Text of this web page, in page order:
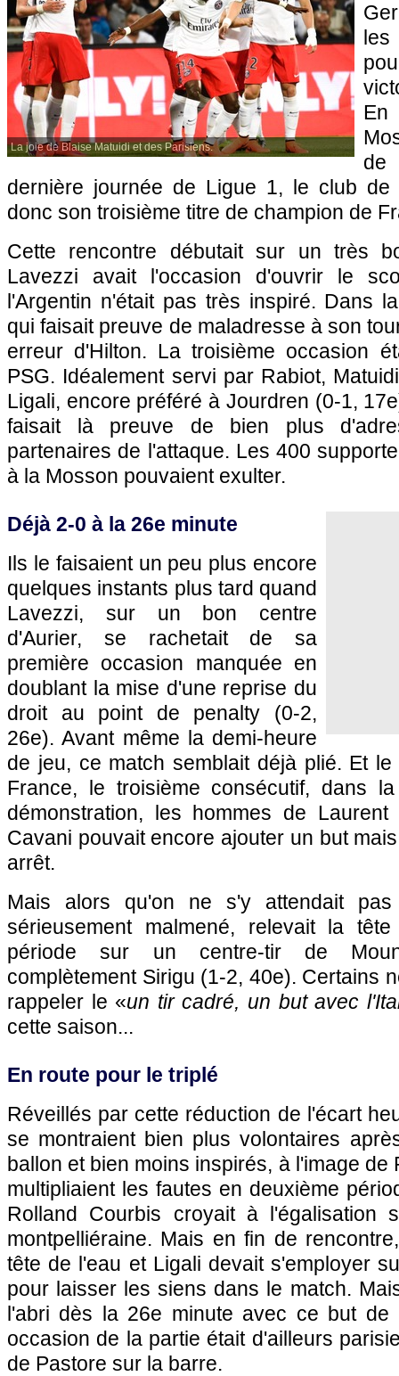
La joie de Blaise Matuidi et des Parisiens.
En
de
dernière journée de Ligue 1, le club de
donc son troisième titre de champion de
Cette rencontre débutait sur un très
Lavezzi avait l'occasion d'ouvrir le
l'Argentin n'était pas très inspiré. Dans
qui faisait preuve de maladresse à son
erreur d'Hilton. La troisième occasion
PSG. Idéalement servi par Rabiot,
Ligali, encore préféré à Jourdren (0-1,
faisait là preuve de bien plus
partenaires de l'attaque. Les 400
à la Mosson pouvaient exulter.
Déjà 2-0 à la 26e minute
Ils le faisaient un peu plus encore
quelques instants plus tard quand
Lavezzi, sur un bon centre
d'Aurier, se rachetait de sa
première occasion manquée en
doublant la mise d'une reprise du
droit au point de penalty (0-2,
26e). Avant même la demi-heure
de jeu, ce match semblait déjà plié. Et
France, le troisième consécutif, dans
démonstration, les hommes de
Cavani pouvait encore ajouter un but
arrêt.
Mais alors qu'on ne s'y attendait
sérieusement malmené, relevait la
période sur un centre-tir de
complètement Sirigu (1-2, 40e). Certains
rappeler le «un tir cadré, un but avec
cette saison...
En route pour le triplé
Réveillés par cette réduction de l'écart
se montraient bien plus volontaires
ballon et bien moins inspirés, à l'image de
multipliaient les fautes en deuxième
Rolland Courbis croyait à l'égalisation
montpelliéraine. Mais en fin de
tête de l'eau et Ligali devait s'employer
pour laisser les siens dans le match.
l'abri dès la 26e minute avec ce but de
occasion de la partie était d'ailleurs
de Pastore sur la barre.